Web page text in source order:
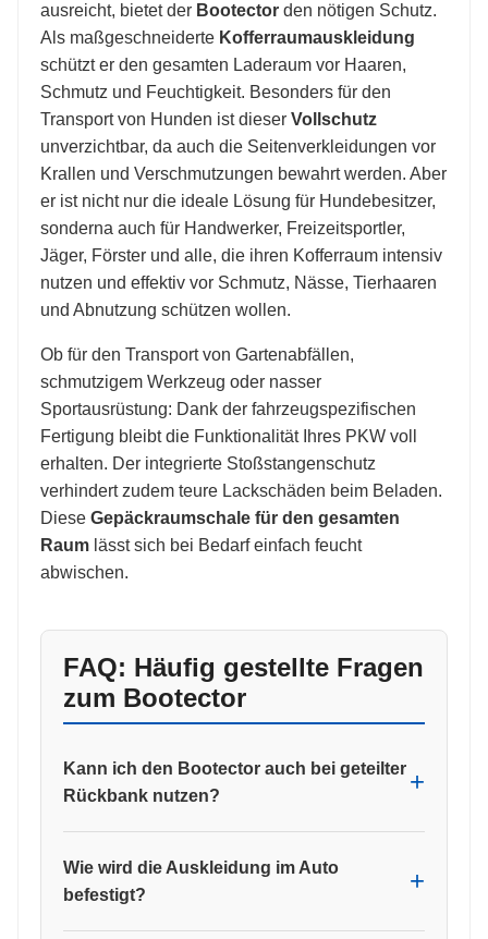
ausreicht, bietet der Bootector den nötigen Schutz.
Als maßgeschneiderte Kofferraumauskleidung
schützt er den gesamten Laderaum vor Haaren,
Schmutz und Feuchtigkeit. Besonders für den
Transport von Hunden ist dieser Vollschutz
unverzichtbar, da auch die Seitenverkleidungen vor
Krallen und Verschmutzungen bewahrt werden. Aber
er ist nicht nur die ideale Lösung für Hundebesitzer,
sonderna auch für Handwerker, Freizeitsportler,
Jäger, Förster und alle, die ihren Kofferraum intensiv
nutzen und effektiv vor Schmutz, Nässe, Tierhaaren
und Abnutzung schützen wollen.
Ob für den Transport von Gartenabfällen,
schmutzigem Werkzeug oder nasser
Sportausrüstung: Dank der fahrzeugspezifischen
Fertigung bleibt die Funktionalität Ihres PKW voll
erhalten. Der integrierte Stoßstangenschutz
verhindert zudem teure Lackschäden beim Beladen.
Diese Gepäckraumschale für den gesamten
Raum lässt sich bei Bedarf einfach feucht
abwischen.
FAQ: Häufig gestellte Fragen
zum Bootector
Kann ich den Bootector auch bei geteilter
Rückbank nutzen?
Wie wird die Auskleidung im Auto
befestigt?